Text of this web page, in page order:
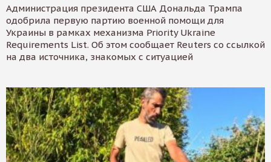
Администрация президента США Дональда Трампа
одобрила первую партию военной помощи для
Украины в рамках механизма Priority Ukraine
Requirements List. Об этом сообщает Reuters со ссылкой
на два источника, знакомых с ситуацией